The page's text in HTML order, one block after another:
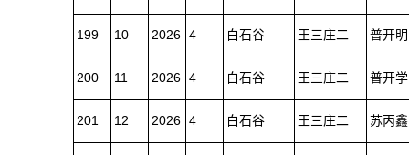
199 10 2026 4 白石谷 王三庄二 普开明
200 11 2026 4 白石谷 王三庄二 普开学
201 12 2026 4 白石谷 王三庄二 苏丙鑫